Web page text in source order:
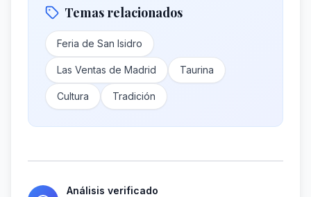
Temas relacionados
Feria de San Isidro
Las Ventas de Madrid Taurina
Cultura Tradición
Análisis verificado